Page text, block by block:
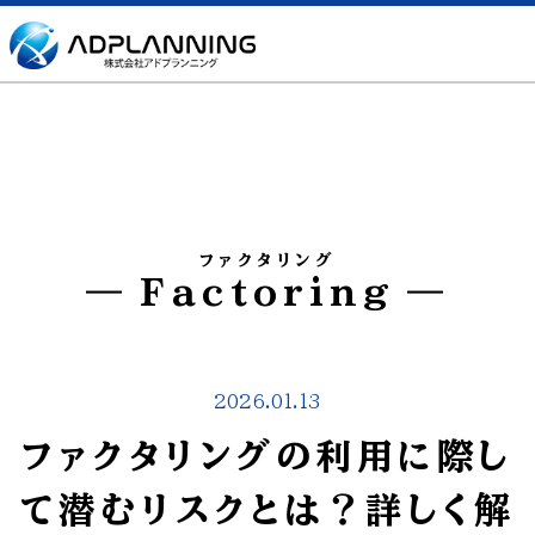
ファクタリング
Factoring
2026.01.13
ファクタリングの利用に際し
て潜むリスクとは？詳しく解